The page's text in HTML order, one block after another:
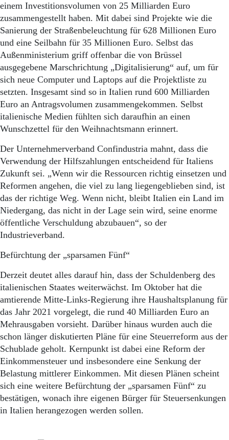
einem Investitionsvolumen von 25 Milliarden Euro
zusammengestellt haben. Mit dabei sind Projekte wie die
Sanierung der Straßenbeleuchtung für 628 Millionen Euro
und eine Seilbahn für 35 Millionen Euro. Selbst das
Außenministerium griff offenbar die von Brüssel
ausgegebene Marschrichtung „Digitalisierung“ auf, um für
sich neue Computer und Laptops auf die Projektliste zu
setzten. Insgesamt sind so in Italien rund 600 Milliarden
Euro an Antragsvolumen zusammengekommen. Selbst
italienische Medien fühlten sich daraufhin an einen
Wunschzettel für den Weihnachtsmann erinnert.
Der Unternehmerverband Confindustria mahnt, dass die
Verwendung der Hilfszahlungen entscheidend für Italiens
Zukunft sei. „Wenn wir die Ressourcen richtig einsetzen und
Reformen angehen, die viel zu lang liegengeblieben sind, ist
das der richtige Weg. Wenn nicht, bleibt Italien ein Land im
Niedergang, das nicht in der Lage sein wird, seine enorme
öffentliche Verschuldung abzubauen“, so der
Industrieverband.
Befürchtung der „sparsamen Fünf“
Derzeit deutet alles darauf hin, dass der Schuldenberg des
italienischen Staates weiterwächst. Im Oktober hat die
amtierende Mitte-Links-Regierung ihre Haushaltsplanung für
das Jahr 2021 vorgelegt, die rund 40 Milliarden Euro an
Mehrausgaben vorsieht. Darüber hinaus wurden auch die
schon länger diskutierten Pläne für eine Steuerreform aus der
Schublade geholt. Kernpunkt ist dabei eine Reform der
Einkommensteuer und insbesondere eine Senkung der
Belastung mittlerer Einkommen. Mit diesen Plänen scheint
sich eine weitere Befürchtung der „sparsamen Fünf“ zu
bestätigen, wonach ihre eigenen Bürger für Steuersenkungen
in Italien herangezogen werden sollen.